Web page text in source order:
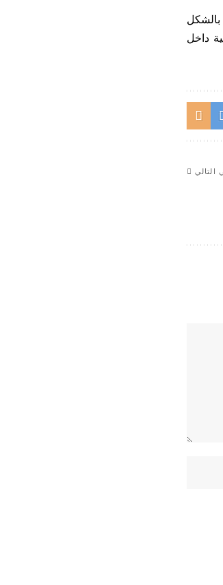
بالشكل
داخل
التالي